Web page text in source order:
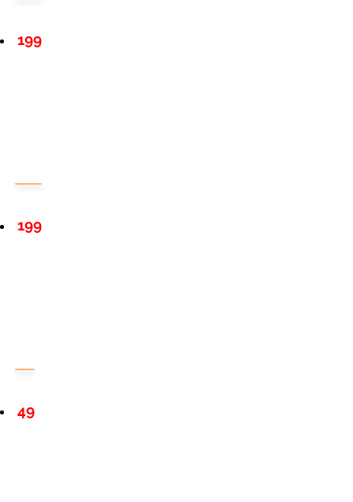
199
199
49